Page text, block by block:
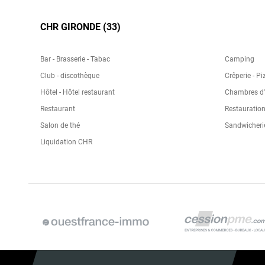
CHR GIRONDE (33)
Bar - Brasserie - Tabac
Camping
Club - discothèque
Crêperie -
Hôtel - Hôtel restaurant
Chambres
Restaurant
Salon de thé
Liquidation CHR